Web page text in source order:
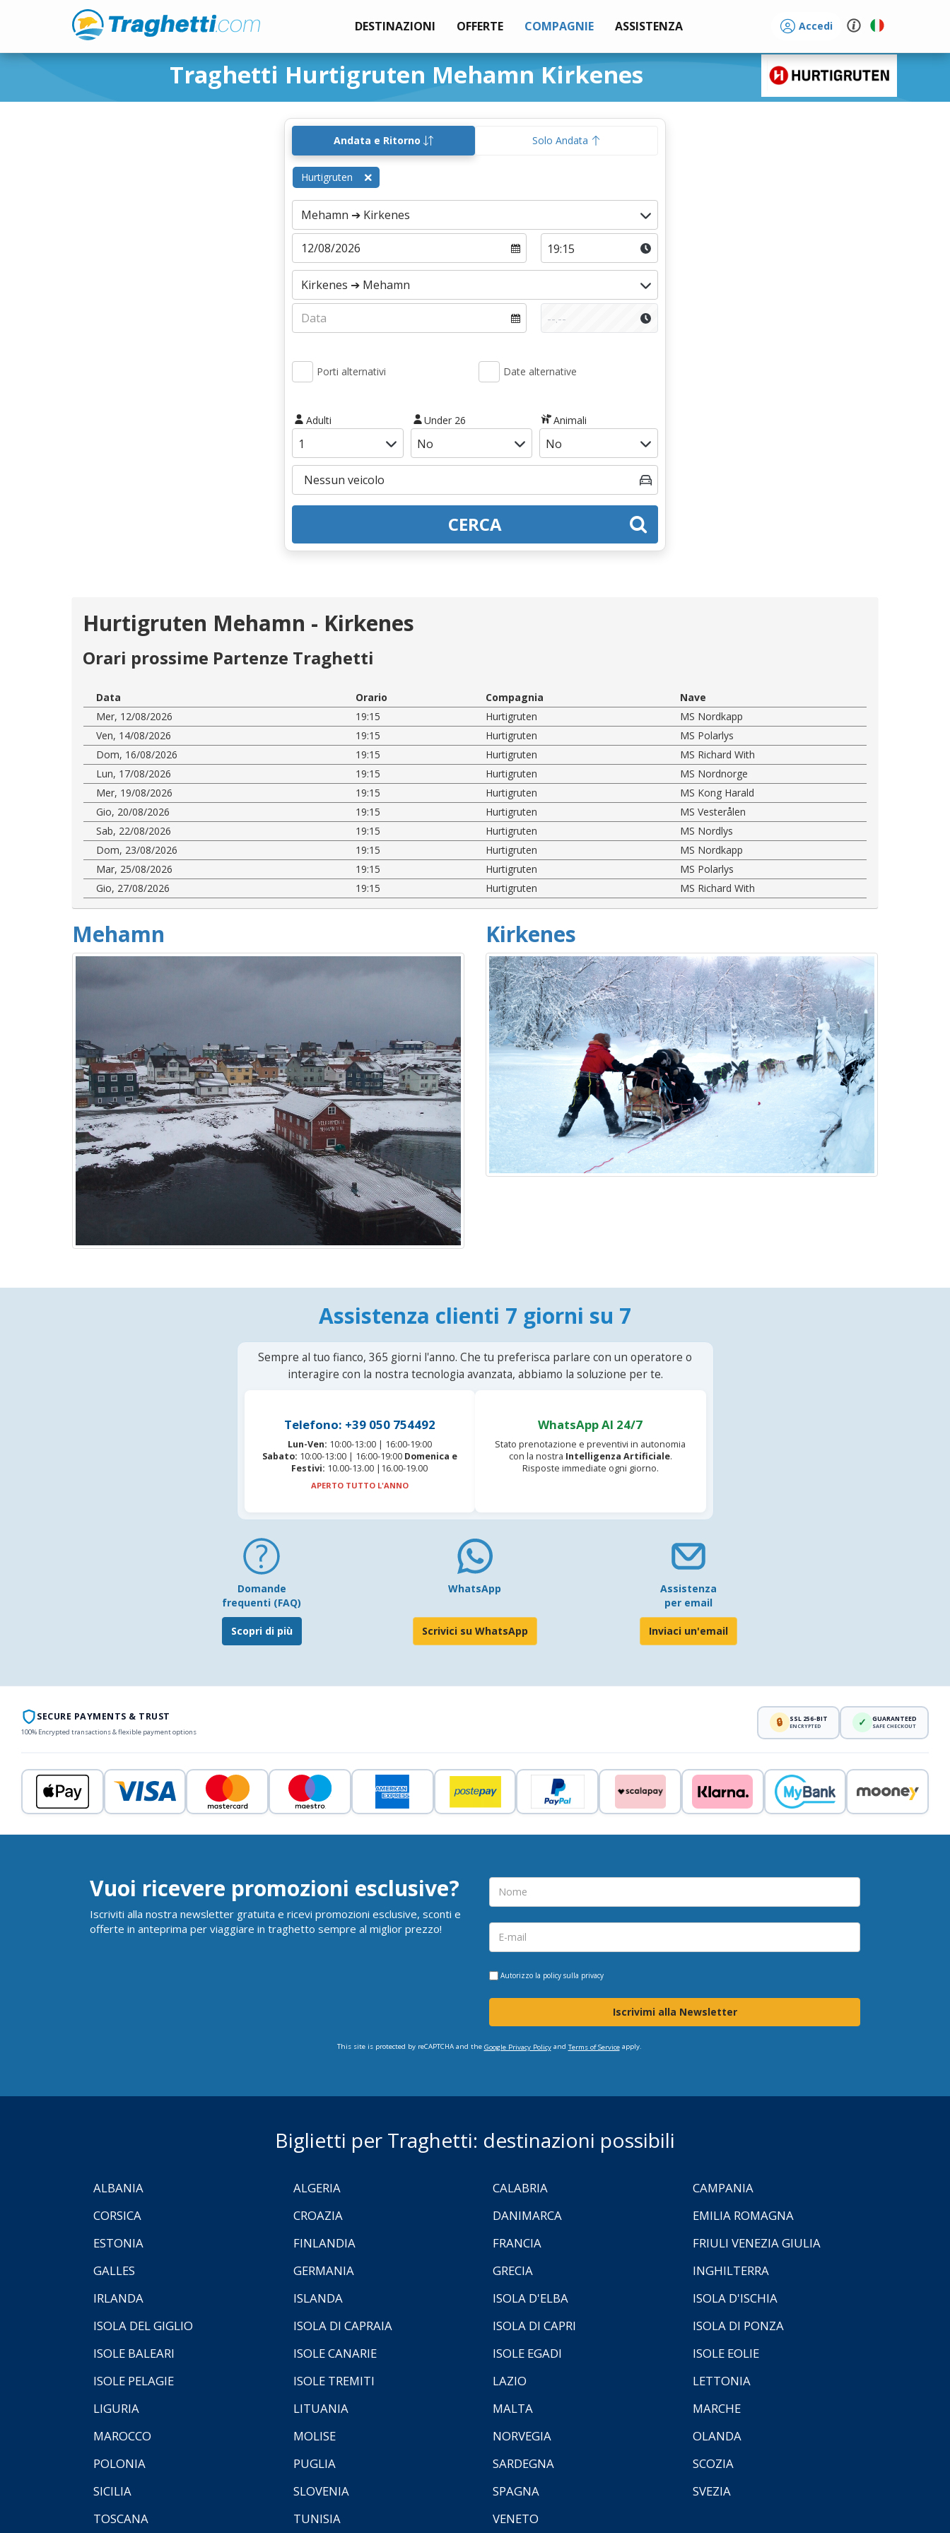
DESTINAZIONI OFFERTE COMPAGNIE ASSISTENZA Accedi
Traghetti Hurtigruten Mehamn Kirkenes
Andata e Ritorno Solo Andata
Hurtigruten
Porti alternativi Date alternative
Adulti Under 26 Animali
CERCA
Hurtigruten Mehamn - Kirkenes
Orari prossime Partenze Traghetti
Data Orario Compagnia
Nave
Mer, 12/08/2026
19:15 Hurtigruten
MS Nordkapp
Ven, 14/08/2026
19:15 Hurtigruten
MS Polarlys
Dom, 16/08/2026
19:15 Hurtigruten
MS Richard With
Lun, 17/08/2026
19:15 Hurtigruten
MS Nordnorge
Mer, 19/08/2026
19:15 Hurtigruten
MS Kong Harald
Gio, 20/08/2026
19:15 Hurtigruten
MS Vesterålen
Sab, 22/08/2026
19:15 Hurtigruten
MS Nordlys
Dom, 23/08/2026
19:15 Hurtigruten
MS Nordkapp
Mar, 25/08/2026
19:15 Hurtigruten
MS Polarlys
Gio, 27/08/2026
19:15 Hurtigruten MS Richard With
Mehamn Kirkenes
Assistenza clienti 7 giorni su 7
Sempre al tuo fianco, 365 giorni l'anno. Che tu preferisca parlare con un operatore o
interagire con la nostra tecnologia avanzata, abbiamo la soluzione per te.
Telefono: +39 050 754492
Lun-Ven: 10:00-13:00 | 16:00-19:00
Sabato: 10:00-13:00 | 16:00-19:00 Domenica e
Festivi: 10.00-13.00 |16.00-19.00
APERTO TUTTO L'ANNO
WhatsApp AI 24/7
Stato prenotazione e preventivi in autonomia
con la nostra Intelligenza Artificiale.
Risposte immediate ogni giorno.
Domande
frequenti (FAQ)
Scopri di più
WhatsApp
Scrivici su WhatsApp
Assistenza
per email
Inviaci un'email
SECURE PAYMENTS & TRUST
100% Encrypted transactions & flexible payment options
🔒 SSL 256-BIT
ENCRYPTED ✓ GUARANTEED
SAFE CHECKOUT
Vuoi ricevere promozioni esclusive?
Iscriviti alla nostra newsletter gratuita e ricevi promozioni esclusive, sconti e
offerte in anteprima per viaggiare in traghetto sempre al miglior prezzo!
Autorizzo la policy sulla privacy
Iscrivimi alla Newsletter
This site is protected by reCAPTCHA and the Google Privacy Policyand Terms of Serviceapply.
Biglietti per Traghetti: destinazioni possibili
ALBANIA ALGERIA CALABRIA
CAMPANIA
CORSICA
CROAZIA DANIMARCA
EMILIA ROMAGNA
ESTONIA
FINLANDIA FRANCIA
FRIULI VENEZIA GIULIA
GALLES
GERMANIA GRECIA
INGHILTERRA
IRLANDA
ISLANDA ISOLA D'ELBA
ISOLA D'ISCHIA
ISOLA DEL GIGLIO
ISOLA DI CAPRAIA ISOLA DI CAPRI
ISOLA DI PONZA
ISOLE BALEARI
ISOLE CANARIE ISOLE EGADI
ISOLE EOLIE
ISOLE PELAGIE
ISOLE TREMITI LAZIO
LETTONIA
LIGURIA
LITUANIA MALTA
MARCHE
MAROCCO
MOLISE NORVEGIA
OLANDA
POLONIA
PUGLIA SARDEGNA
SCOZIA
SICILIA
SLOVENIA SPAGNA
SVEZIA
TOSCANA
TUNISIA VENETO